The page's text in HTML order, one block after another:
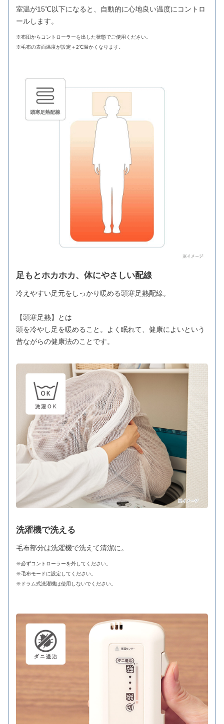
室温が15℃以下になると、自動的に心地良い温度にコントロ
ールします。
※布団からコントローラーを出した状態でご使用ください。
※毛布の表面温度が設定＋2℃温かくなります。
足もとホカホカ、体にやさしい配線
冷えやすい足元をしっかり暖める頭寒足熱配線。
【頭寒足熱】とは
頭を冷やし足を暖めること。よく眠れて、健康によいという
昔ながらの健康法のことです。
洗濯機で洗える
毛布部分は洗濯機で洗えて清潔に。
※必ずコントローラーを外してください。
※毛布モードに設定してください。
※ドラム式洗濯機は使用しないでください。